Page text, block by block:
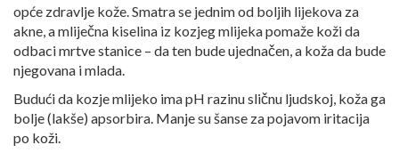
opće zdravlje kože. Smatra se jednim od boljih lijekova za
akne, a mliječna kiselina iz kozjeg mlijeka pomaže koži da
odbaci mrtve stanice – da ten bude ujednačen, a koža da bude
njegovana i mlada.
Budući da kozje mlijeko ima pH razinu sličnu ljudskoj, koža ga
bolje (lakše) apsorbira. Manje su šanse za pojavom iritacija
po koži.